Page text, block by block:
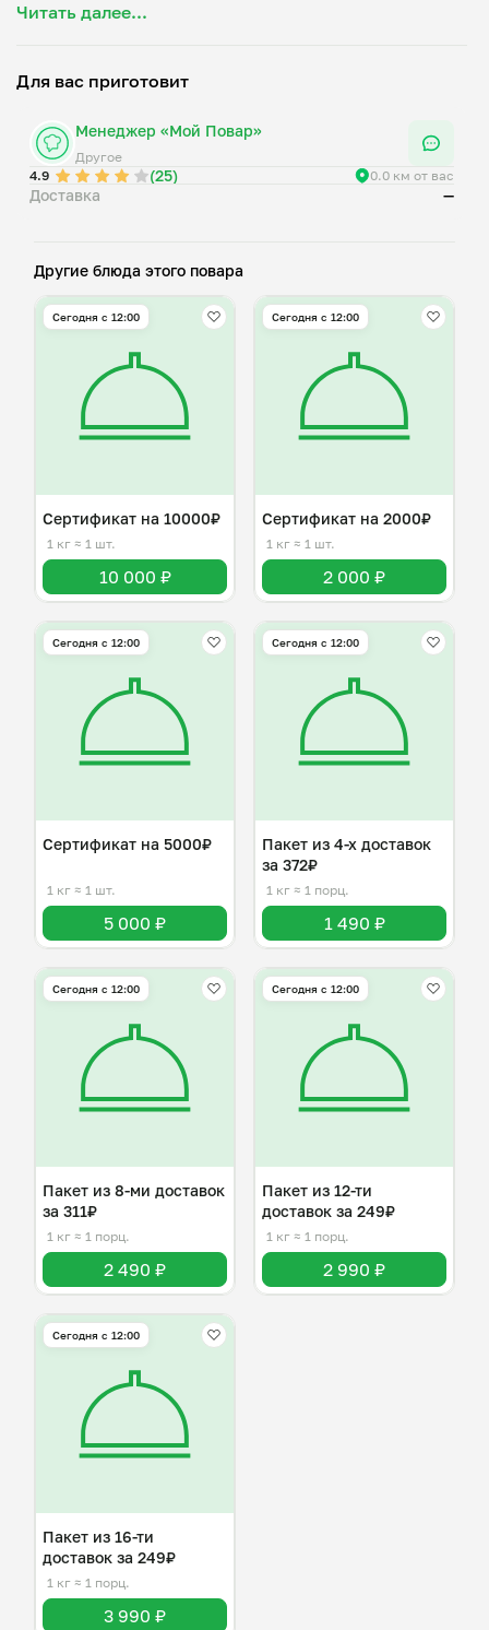
ВНИМАНИЕ! Обладателю сертификата необходимо будет
Читать далее...
Для вас приготовит
Менеджер «Мой Повар»
Другое
4.9
(25) 0.0 км от вас
Доставка —
Другие блюда этого повара
Сегодня с 12:00
Сертификат на 10000₽
1 кг ≈ 1 шт.
10 000 ₽
Сегодня с 12:00
Сертификат на 2000₽
1 кг ≈ 1 шт.
2 000 ₽
Сегодня с 12:00
Сертификат на 5000₽
1 кг ≈ 1 шт.
5 000 ₽
Сегодня с 12:00
Пакет из 4-х доставок
за 372₽
1 кг ≈ 1 порц.
1 490 ₽
Сегодня с 12:00
Пакет из 8-ми доставок
за 311₽
1 кг ≈ 1 порц.
2 490 ₽
Сегодня с 12:00
Пакет из 12-ти
доставок за 249₽
1 кг ≈ 1 порц.
2 990 ₽
Сегодня с 12:00
Пакет из 16-ти
доставок за 249₽
1 кг ≈ 1 порц.
3 990 ₽